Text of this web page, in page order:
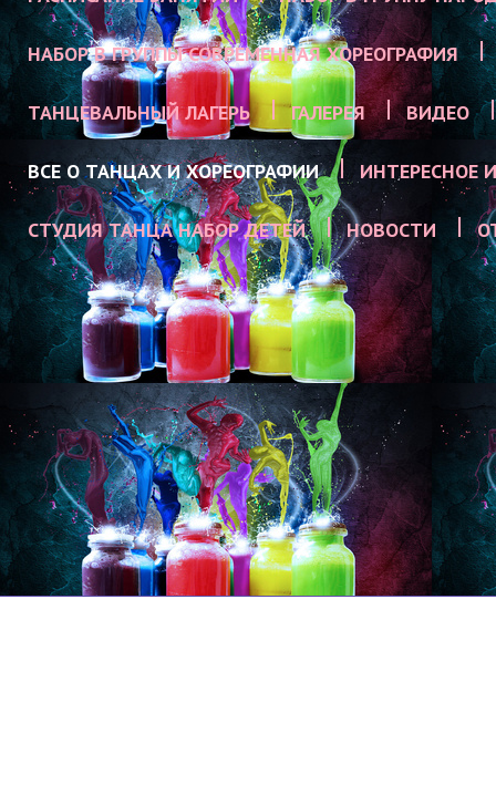
НАБОР В ГРУППЫ СОВРЕМЕННАЯ ХОРЕОГРАФИЯ
ТАНЦЕВАЛЬНЫЙ ЛАГЕРЬ ГАЛЕРЕЯ ВИДЕО
ВСЕ О ТАНЦАХ И ХОРЕОГРАФИИ ИНТЕРЕСНОЕ
СТУДИЯ ТАНЦА НАБОР ДЕТЕЙ НОВОСТИ